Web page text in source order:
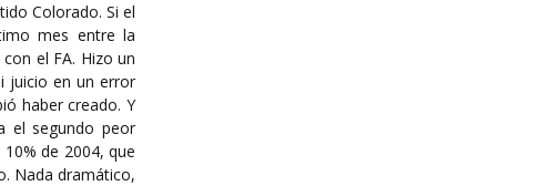
Colorado. Si el
mes entre la
el FA. Hizo un
juicio en un error
haber creado. Y
el segundo peor
de 2004, que
Nada dramático,